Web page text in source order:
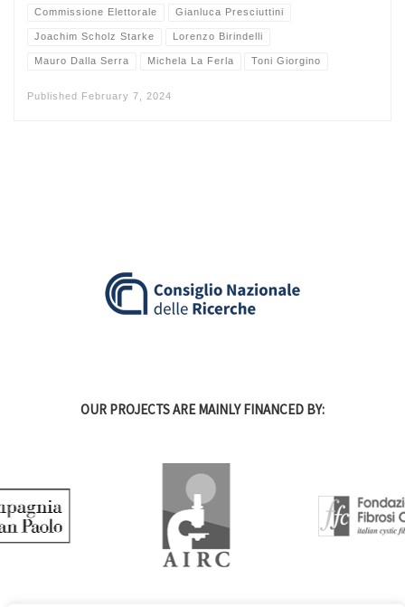
Commissione Elettorale Gianluca Presciuttini
Joachim Scholz Starke Lorenzo Birindelli
Mauro Dalla Serra Michela La Ferla Toni Giorgino
Published February 7, 2024
OUR PROJECTS ARE MAINLY FINANCED BY: